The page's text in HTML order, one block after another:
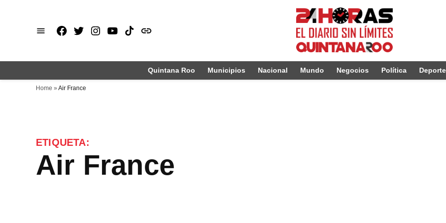
Facebook
X Instagram
Youtube
TikTok
issuu
Quintana Roo Municipios Nacional Mundo Negocios Política
Home » Air France
ETIQUETA:
Air France